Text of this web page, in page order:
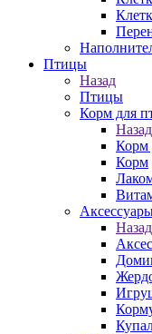
Птицы
Назад
Птицы
Корм для
Назад
Корм
Корм
Назад